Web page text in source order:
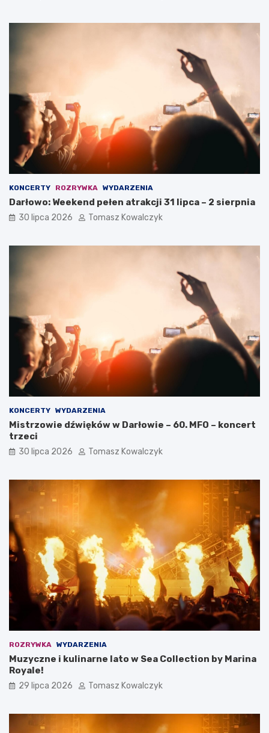
KONCERTY ROZRYWKA WYDARZENIA
Darłowo: Weekend pełen atrakcji 31 lipca – 2 sierpnia
30 lipca 2026 Tomasz Kowalczyk
KONCERTY WYDARZENIA
Mistrzowie dźwięków w Darłowie – 60. MFO – koncert
trzeci
30 lipca 2026 Tomasz Kowalczyk
ROZRYWKA WYDARZENIA
Muzyczne i kulinarne lato w Sea Collection by Marina
Royale!
29 lipca 2026 Tomasz Kowalczyk